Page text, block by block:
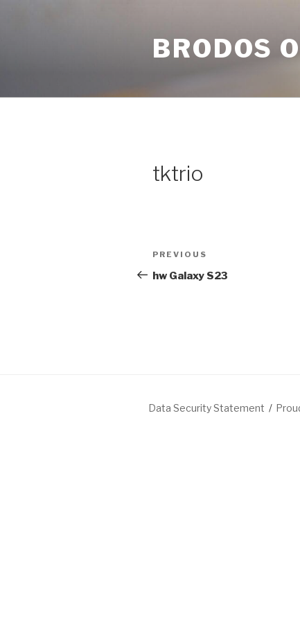
BRODOS
tktrio
Post
navigation
Previous
Post
PREVIOUS
hw Galaxy S23
Data Security Statement